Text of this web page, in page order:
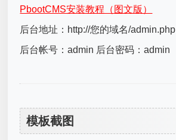
PbootCMS安装教程（图文版）
后台地址：http://您的域名/admin.php
后台帐号：admin 后台密码：admin
模板截图